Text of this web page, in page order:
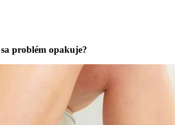
problém opakuje?